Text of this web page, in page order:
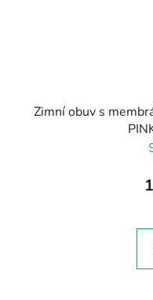
Zimní obuv s